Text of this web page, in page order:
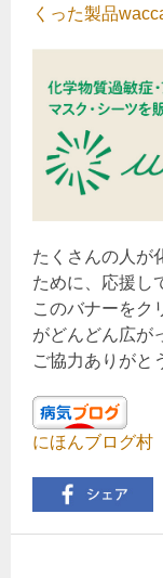
くった製品
たくさんの人が
ために、応援し
このバナーをク
がどんどん広が
ご協力ありがと
にほんブログ村